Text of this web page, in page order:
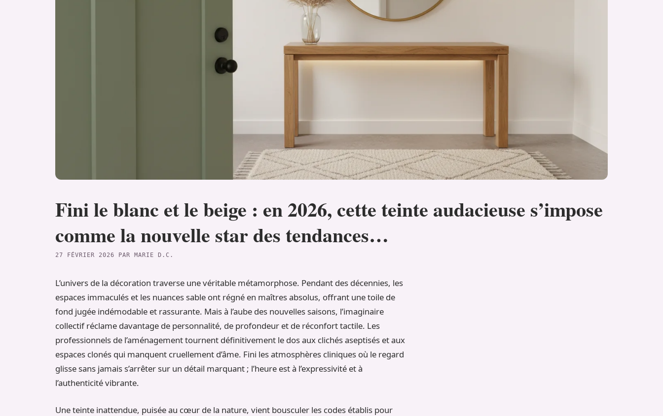
Fini le blanc et le beige : en 2026, cette teinte audacieuse s’impose
comme la nouvelle star des tendances…
27 FÉVRIER 2026 PAR MARIE D.C.
L’univers de la décoration traverse une véritable métamorphose. Pendant des décennies, les
espaces immaculés et les nuances sable ont régné en maîtres absolus, offrant une toile de
fond jugée indémodable et rassurante. Mais à l’aube des nouvelles saisons, l’imaginaire
collectif réclame davantage de personnalité, de profondeur et de réconfort tactile. Les
professionnels de l’aménagement tournent définitivement le dos aux clichés aseptisés et aux
espaces clonés qui manquent cruellement d’âme. Fini les atmosphères cliniques où le regard
glisse sans jamais s’arrêter sur un détail marquant ; l’heure est à l’expressivité et à
l’authenticité vibrante.
Une teinte inattendue, puisée au cœur de la nature, vient bousculer les codes établis pour